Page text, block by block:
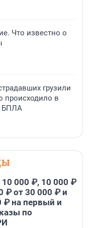
Что известно о
грузили
происходило в
БПЛА
000 ₽, 10 000 ₽
₽ от 30 000 ₽ и
₽ на первый и
по